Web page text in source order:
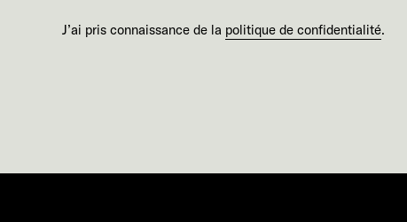
J’ai pris connaissance de la politique de confidentialité.